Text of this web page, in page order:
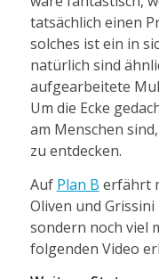
tatsächlich einen
solches ist ein in
natürlich sind
aufgearbeitete
Um die Ecke
am Menschen
zu entdecken.
Auf Plan B erfährt
Oliven und
sondern noch viel
folgenden Video